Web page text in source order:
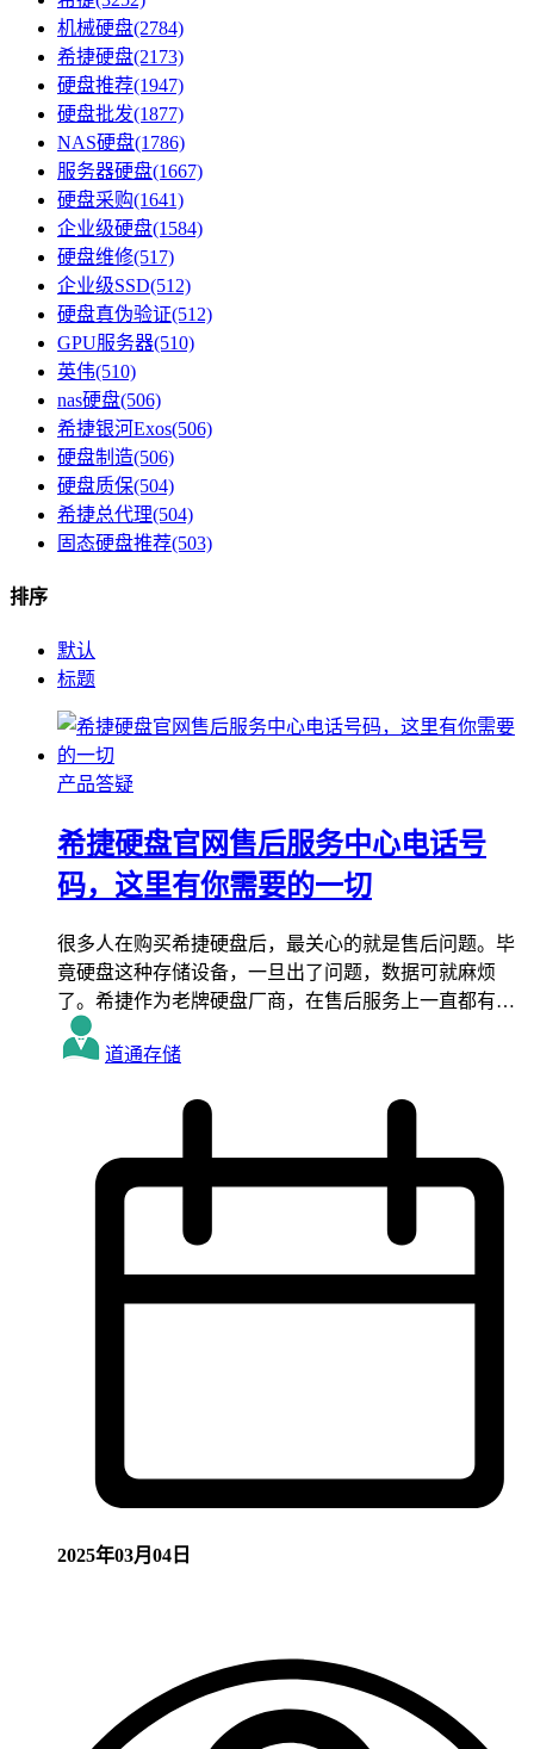
机械硬盘(2784)
希捷硬盘(2173)
硬盘推荐(1947)
硬盘批发(1877)
NAS硬盘(1786)
服务器硬盘(1667)
硬盘采购(1641)
企业级硬盘(1584)
硬盘维修(517)
企业级SSD(512)
硬盘真伪验证(512)
GPU服务器(510)
英伟(510)
nas硬盘(506)
希捷银河Exos(506)
硬盘制造(506)
硬盘质保(504)
希捷总代理(504)
固态硬盘推荐(503)
排序
默认
标题
产品答疑
希捷硬盘官网售后服务中心电话号
码，这里有你需要的一切
很多人在购买希捷硬盘后，最关心的就是售后问题。毕
竟硬盘这种存储设备，一旦出了问题，数据可就麻烦
了。希捷作为老牌硬盘厂商，在售后服务上一直都有…
道通存储
2025年03月04日